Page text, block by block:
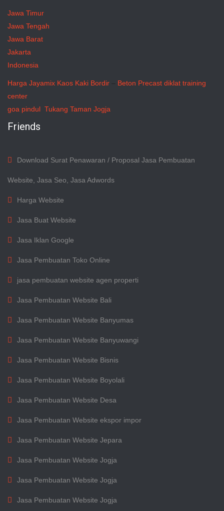
Jawa Timur
Jawa Tengah
Jawa Barat
Jakarta
Indonesia
Harga Jayamix Kaos Kaki Bordir – Beton Precast diklat training
center
goa pindul Tukang Taman Jogja
Friends
Download Surat Penawaran / Proposal Jasa Pembuatan
Website, Jasa Seo, Jasa Adwords
Harga Website
Jasa Buat Website
Jasa Iklan Google
Jasa Pembuatan Toko Online
jasa pembuatan website agen properti
Jasa Pembuatan Website Bali
Jasa Pembuatan Website Banyumas
Jasa Pembuatan Website Banyuwangi
Jasa Pembuatan Website Bisnis
Jasa Pembuatan Website Boyolali
Jasa Pembuatan Website Desa
Jasa Pembuatan Website ekspor impor
Jasa Pembuatan Website Jepara
Jasa Pembuatan Website Jogja
Jasa Pembuatan Website Jogja
Jasa Pembuatan Website Jogja